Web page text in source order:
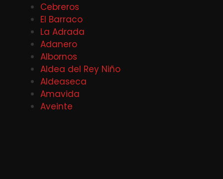
Cebreros
El Barraco
La Adrada
Adanero
Albornos
Aldea del Rey Niño
Aldeaseca
Amavida
Aveinte